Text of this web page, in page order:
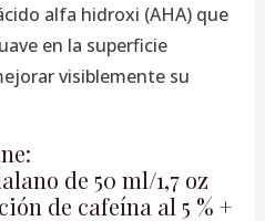
alfa hidroxi (AHA) que
en la superficie
visiblemente su
de 50 ml/1,7 oz
de cafeína al 5 % +